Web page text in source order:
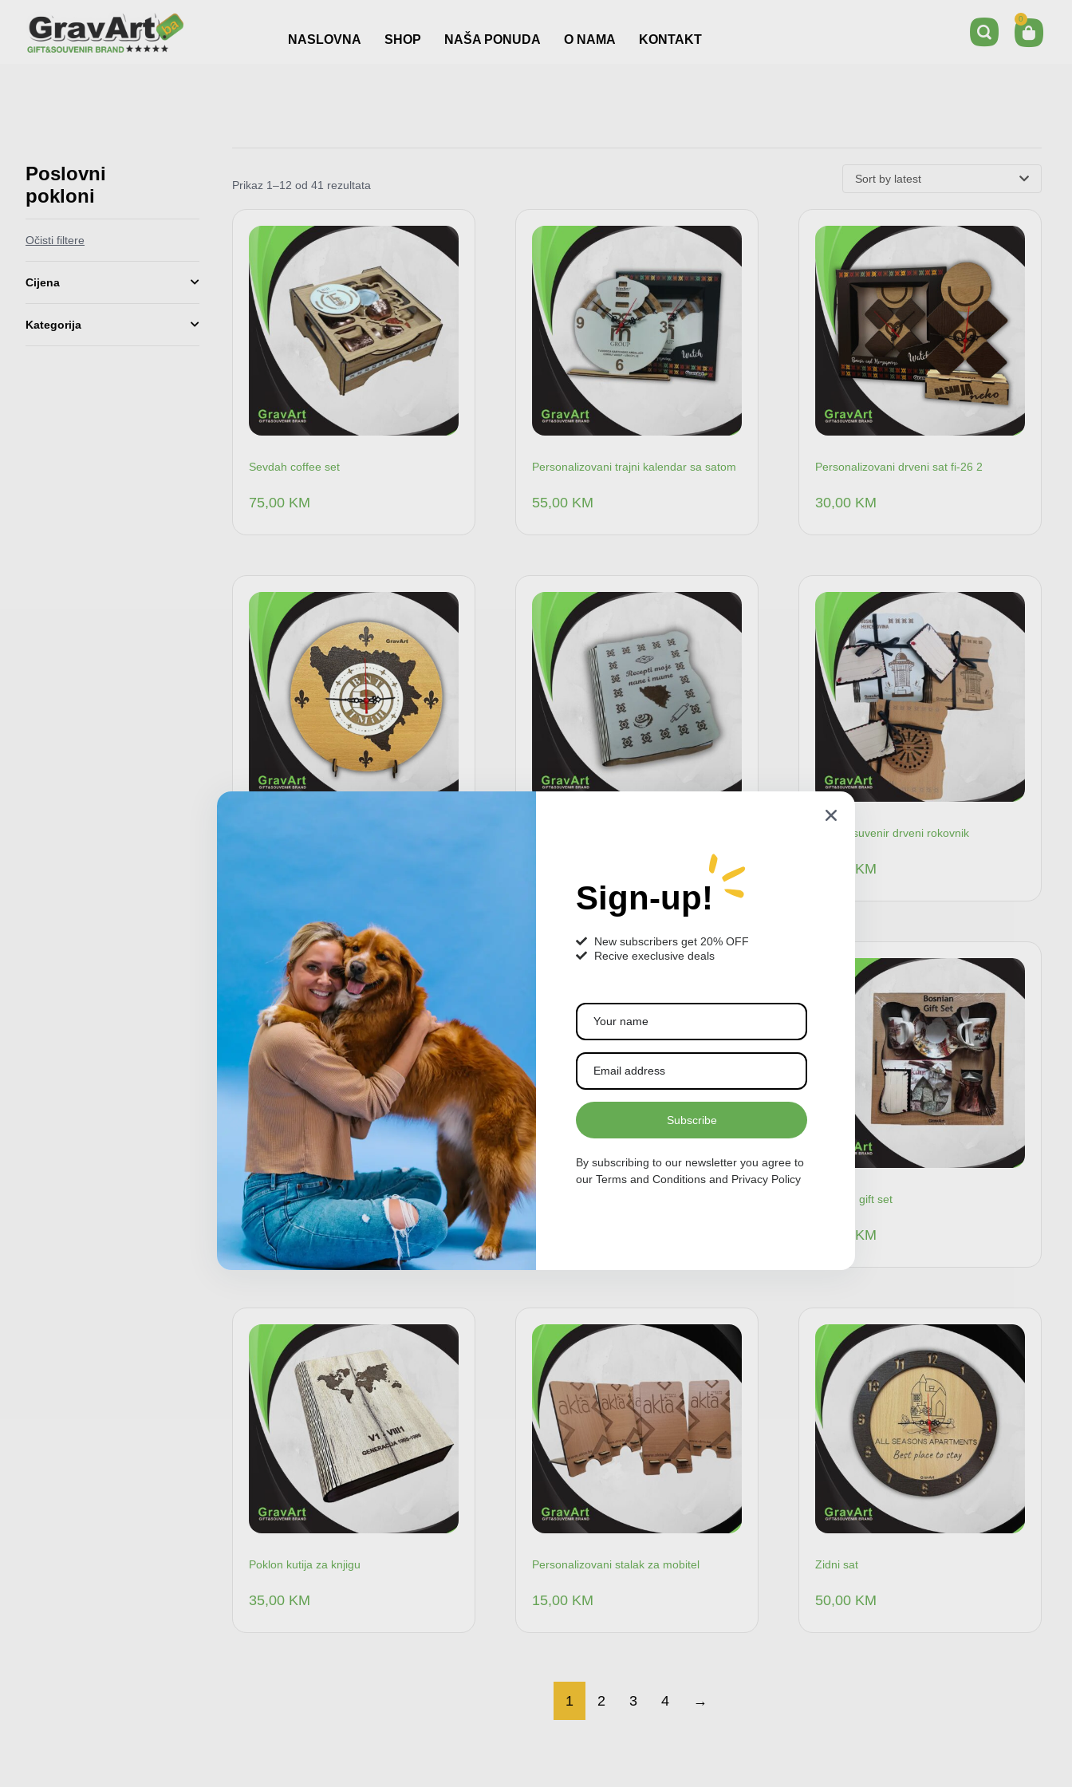
NASLOVNA SHOP NAŠA PONUDA O NAMA KONTAKT
0
Poslovni
pokloni
Očisti filtere
Cijena
Kategorija
Prikaz 1–12 od 41 rezultata Sort by latest
Sevdah coffee set
75,00 KM
Dodaj u korpu
Personalizovani trajni kalendar sa satom
55,00 KM
Dodaj u korpu
Personalizovani drveni sat fi-26 2
30,00 KM
Dodaj u korpu
Dodaj u korpu Dodaj u korpu
Poklon suvenir drveni rokovnik
KM
Dodaj u korpu
3D tramvaj
100,00KM
Dodaj u korpu
3D drveni logo
75,00
Dodaj u korpu
Bosnian gift set
KM
Dodaj u korpu
Poklon kutija za knjigu
35,00 KM
Personalizovani stalak za mobitel
15,00 KM
Zidni sat
50,00 KM
1 2 3 4 →
Sign-up!
New subscribers get 20% OFF
Recive execlusive deals
Subscribe
By subscribing to our newsletter you agree to
our Terms and Conditions and Privacy Policy